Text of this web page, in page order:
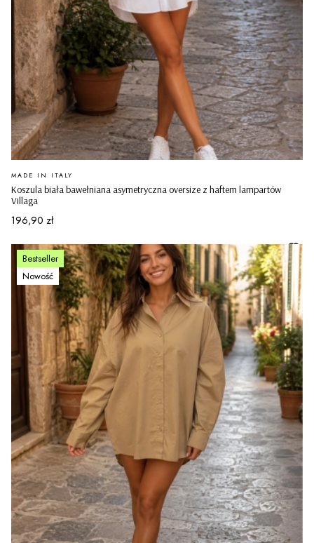
Koszula biała bawełniana asymetryczna oversize z haftem lampartów
Villaga
PRODUCENT
MADE IN ITALY
Cena
196,90 zł
Bestseller
Nowość